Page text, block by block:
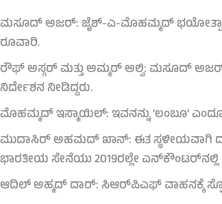
ಮಸೂದ್ ಅಜರ್: ಜೈಶ್‌-ಎ-ಮೊಹಮ್ಮದ್
ರೂವಾರಿ.
ರೌಫ್ ಅಸ್ಗರ್ ಮತ್ತು ಅಮ್ಮರ್ ಅಲ್ವಿ: ಮಸೂದ್
ನಿರ್ದೇಶನ ನೀಡಿದ್ದರು.
ಮೊಹಮ್ಮದ್ ಇಸ್ಮಾಯಿಲ್: ಇವನನ್ನು ‘ಲಂಬೂ’
ಮುದಾಸಿರ್ ಅಹಮದ್ ಖಾನ್: ಈತ ಸ್ಥಳೀಯವಾಗಿ
ಭಾರತೀಯ ಸೇನೆಯು 2019ರಲ್ಲೇ ಎನ್‌ಕೌಂಟರ್‌ನಲ್ಲಿ
ಆದಿಲ್ ಅಹ್ಮದ್ ದಾರ್: ಸಿಆರ್‌ಪಿಎಫ್ ವಾಹನಕ್ಕೆ